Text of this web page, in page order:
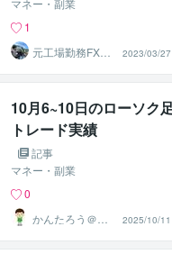
マネー・副業
1
元工場勤務FXト
レーダー
2023/03/27
10月6~10日のローソク
トレード実績
記事
マネー・副業
0
かんたろう＠か
んたんFX
2025/10/11